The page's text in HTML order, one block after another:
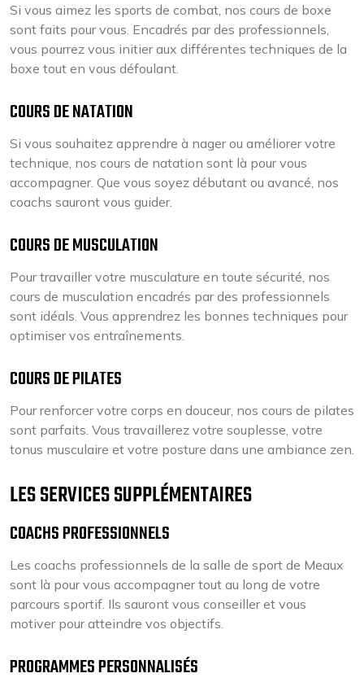
Si vous aimez les sports de combat, nos cours de boxe
sont faits pour vous. Encadrés par des professionnels,
vous pourrez vous initier aux différentes techniques de la
boxe tout en vous défoulant.
COURS DE NATATION
Si vous souhaitez apprendre à nager ou améliorer votre
technique, nos cours de natation sont là pour vous
accompagner. Que vous soyez débutant ou avancé, nos
coachs sauront vous guider.
COURS DE MUSCULATION
Pour travailler votre musculature en toute sécurité, nos
cours de musculation encadrés par des professionnels
sont idéals. Vous apprendrez les bonnes techniques pour
optimiser vos entraînements.
COURS DE PILATES
Pour renforcer votre corps en douceur, nos cours de pilates
sont parfaits. Vous travaillerez votre souplesse, votre
tonus musculaire et votre posture dans une ambiance zen.
LES SERVICES SUPPLÉMENTAIRES
COACHS PROFESSIONNELS
Les coachs professionnels de la salle de sport de Meaux
sont là pour vous accompagner tout au long de votre
parcours sportif. Ils sauront vous conseiller et vous
motiver pour atteindre vos objectifs.
PROGRAMMES PERSONNALISÉS